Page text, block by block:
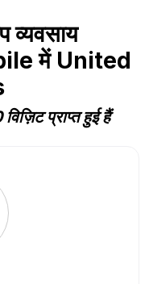
व्यवसाय
में United
प्राप्त हुई हैं